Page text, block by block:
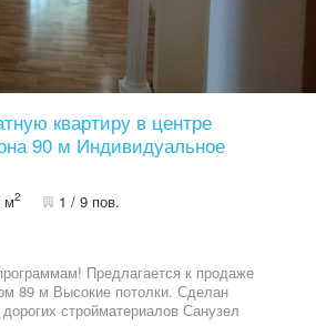
квартиру в центре
90 м Индивидуальное
м2 1 / 9 пов.
Предлагается к продаже
89 м Высокие потолки. Сделан
стройматериалов Санузел